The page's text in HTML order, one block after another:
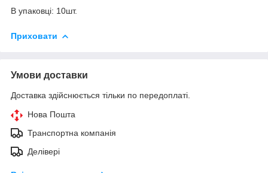
В упаковці: 10шт.
Приховати
Умови доставки
Доставка здійснюється тільки по передоплаті.
Нова Пошта
Транспортна компанія
Делівері